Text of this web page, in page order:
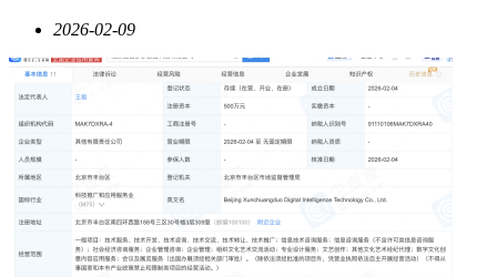
2026-02-09